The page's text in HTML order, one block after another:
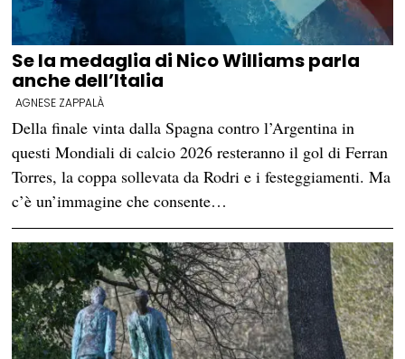
Se la medaglia di Nico Williams parla
anche dell’Italia
AGNESE ZAPPALÀ
Della finale vinta dalla Spagna contro l’Argentina in
questi Mondiali di calcio 2026 resteranno il gol di Ferran
Torres, la coppa sollevata da Rodri e i festeggiamenti. Ma
c’è un’immagine che consente…